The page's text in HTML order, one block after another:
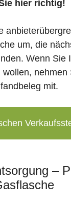
hier richtig!
um, die
Wenn Sie
nehmen
mit.
–